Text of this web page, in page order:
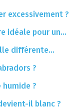
excessivement ?
idéale pour un…
différente…
?
?
il blanc ?